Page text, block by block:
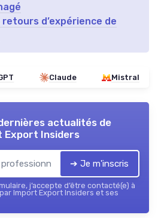
retours d’expérience de
Claude Mistral
actualités de
Export Insiders
➔ Je m'inscris
j’accepte d’être contacté(e) à
Import Export Insiders et ses